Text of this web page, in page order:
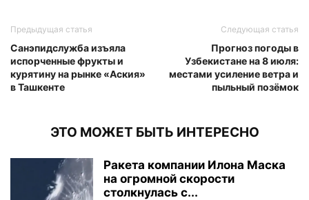
Предыдущая статья
Санэпидслужба изъяла
испорченные фрукты и
курятину на рынке «Аския»
в Ташкенте
Следующая статья
Прогноз погоды в
Узбекистане на 8 июля:
местами усиление ветра и
пыльный позёмок
ЭТО МОЖЕТ БЫТЬ ИНТЕРЕСНО
Ракета компании Илона Маска
на огромной скорости
столкнулась с...